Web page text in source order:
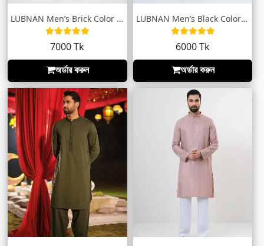
LUBNAN Men’s Brick Color Regular Fit Pre...
7000 Tk
অর্ডার করুন
LUBNAN Men’s Black Color Regular Fit Pre...
6000 Tk
অর্ডার করুন